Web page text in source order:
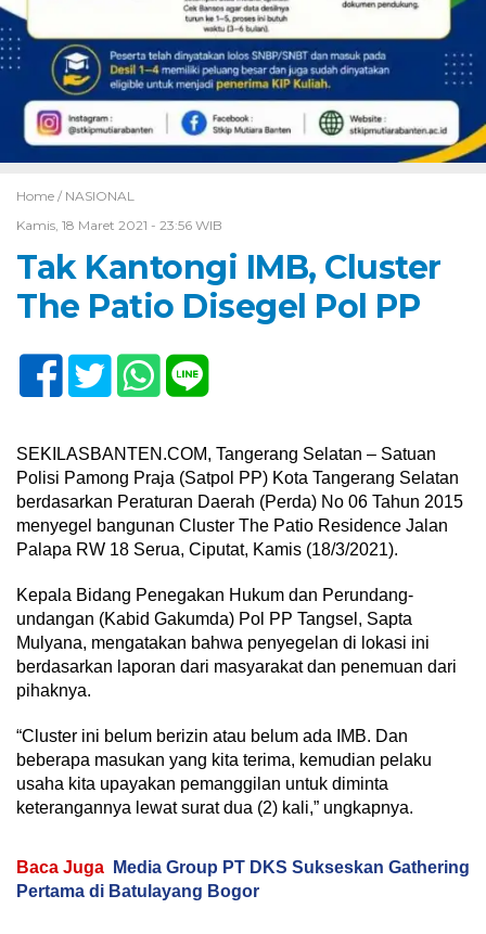
Home / NASIONAL
Kamis, 18 Maret 2021 - 23:56 WIB
Tak Kantongi IMB, Cluster
The Patio Disegel Pol PP
SEKILASBANTEN.COM, Tangerang Selatan – Satuan
Polisi Pamong Praja (Satpol PP) Kota Tangerang Selatan
berdasarkan Peraturan Daerah (Perda) No 06 Tahun 2015
menyegel bangunan Cluster The Patio Residence Jalan
Palapa RW 18 Serua, Ciputat, Kamis (18/3/2021).
Kepala Bidang Penegakan Hukum dan Perundang-
undangan (Kabid Gakumda) Pol PP Tangsel, Sapta
Mulyana, mengatakan bahwa penyegelan di lokasi ini
berdasarkan laporan dari masyarakat dan penemuan dari
pihaknya.
“Cluster ini belum berizin atau belum ada IMB. Dan
beberapa masukan yang kita terima, kemudian pelaku
usaha kita upayakan pemanggilan untuk diminta
keterangannya lewat surat dua (2) kali,” ungkapnya.
Baca Juga
Media Group PT DKS Sukseskan Gathering
Pertama di Batulayang Bogor